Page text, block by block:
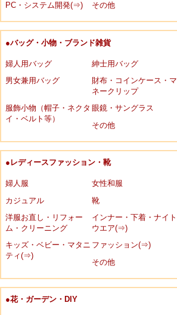
PC・システム開発(⇒)
その他
●バッグ・小物・ブランド雑貨
婦人用バッグ
紳士用バッグ
男女兼用バッグ
財布・コインケース・マ
ネークリップ
服飾小物（帽子・ネクタ
イ・ベルト等）
眼鏡・サングラス
その他
●レディースファッション・靴
婦人服
女性和服
カジュアル
靴
洋服お直し・リフォー
ム・クリーニング
インナー・下着・ナイト
ウエア(⇒)
キッズ・ベビー・マタニ
ティ(⇒)
ファッション(⇒)
その他
●花・ガーデン・DIY